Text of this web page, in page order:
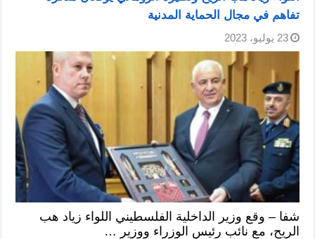
تفاهم في مجال الحماية المدنية
23 يوليو، 2023
شفا – وقع وزير الداخلية الفلسطيني اللواء زياد هب
الريح، مع نائب رئيس الوزراء ووزير …